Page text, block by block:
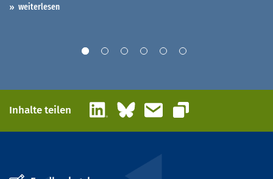
weiterlesen
Inhalte teilen LinkedInBlueskyE-Mail
Link kopieren